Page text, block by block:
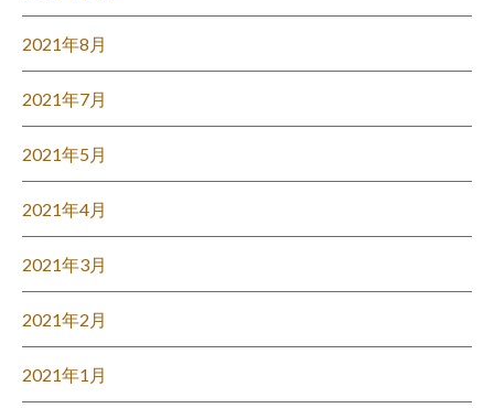
2021年8月
2021年7月
2021年5月
2021年4月
2021年3月
2021年2月
2021年1月